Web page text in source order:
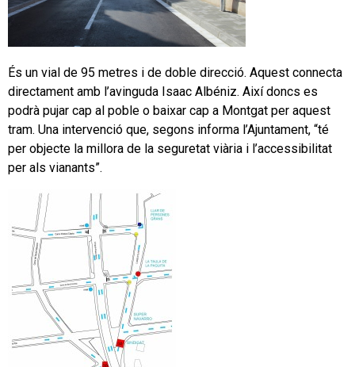
És un vial de 95 metres i de doble direcció. Aquest connecta
directament amb l’avinguda Isaac Albéniz. Així doncs es
podrà pujar cap al poble o baixar cap a Montgat per aquest
tram. Una intervenció que, segons informa l’Ajuntament, “té
per objecte la millora de la seguretat viària i l’accessibilitat
per als vianants”.